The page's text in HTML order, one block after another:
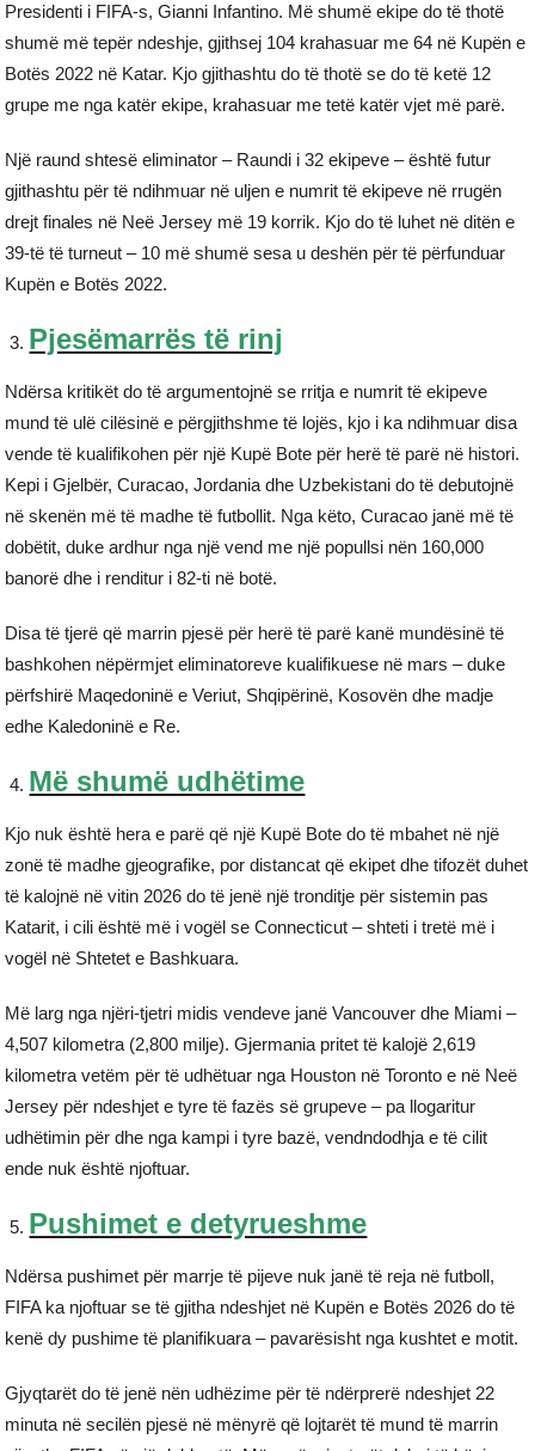
Presidenti i FIFA-s, Gianni Infantino. Më shumë ekipe do të thotë
shumë më tepër ndeshje, gjithsej 104 krahasuar me 64 në Kupën e
Botës 2022 në Katar. Kjo gjithashtu do të thotë se do të ketë 12
grupe me nga katër ekipe, krahasuar me tetë katër vjet më parë.
Një raund shtesë eliminator – Raundi i 32 ekipeve – është futur
gjithashtu për të ndihmuar në uljen e numrit të ekipeve në rrugën
drejt finales në Neë Jersey më 19 korrik. Kjo do të luhet në ditën e
39-të të turneut – 10 më shumë sesa u deshën për të përfunduar
Kupën e Botës 2022.
Pjesëmarrës të rinj
Ndërsa kritikët do të argumentojnë se rritja e numrit të ekipeve
mund të ulë cilësinë e përgjithshme të lojës, kjo i ka ndihmuar disa
vende të kualifikohen për një Kupë Bote për herë të parë në histori.
Kepi i Gjelbër, Curacao, Jordania dhe Uzbekistani do të debutojnë
në skenën më të madhe të futbollit. Nga këto, Curacao janë më të
dobëtit, duke ardhur nga një vend me një popullsi nën 160,000
banorë dhe i renditur i 82-ti në botë.
Disa të tjerë që marrin pjesë për herë të parë kanë mundësinë të
bashkohen nëpërmjet eliminatoreve kualifikuese në mars – duke
përfshirë Maqedoninë e Veriut, Shqipërinë, Kosovën dhe madje
edhe Kaledoninë e Re.
Më shumë udhëtime
Kjo nuk është hera e parë që një Kupë Bote do të mbahet në një
zonë të madhe gjeografike, por distancat që ekipet dhe tifozët duhet
të kalojnë në vitin 2026 do të jenë një tronditje për sistemin pas
Katarit, i cili është më i vogël se Connecticut – shteti i tretë më i
vogël në Shtetet e Bashkuara.
Më larg nga njëri-tjetri midis vendeve janë Vancouver dhe Miami –
4,507 kilometra (2,800 milje). Gjermania pritet të kalojë 2,619
kilometra vetëm për të udhëtuar nga Houston në Toronto e në Neë
Jersey për ndeshjet e tyre të fazës së grupeve – pa llogaritur
udhëtimin për dhe nga kampi i tyre bazë, vendndodhja e të cilit
ende nuk është njoftuar.
Pushimet e detyrueshme
Ndërsa pushimet për marrje të pijeve nuk janë të reja në futboll,
FIFA ka njoftuar se të gjitha ndeshjet në Kupën e Botës 2026 do të
kenë dy pushime të planifikuara – pavarësisht nga kushtet e motit.
Gjyqtarët do të jenë nën udhëzime për të ndërprerë ndeshjet 22
minuta në secilën pjesë në mënyrë që lojtarët të mund të marrin